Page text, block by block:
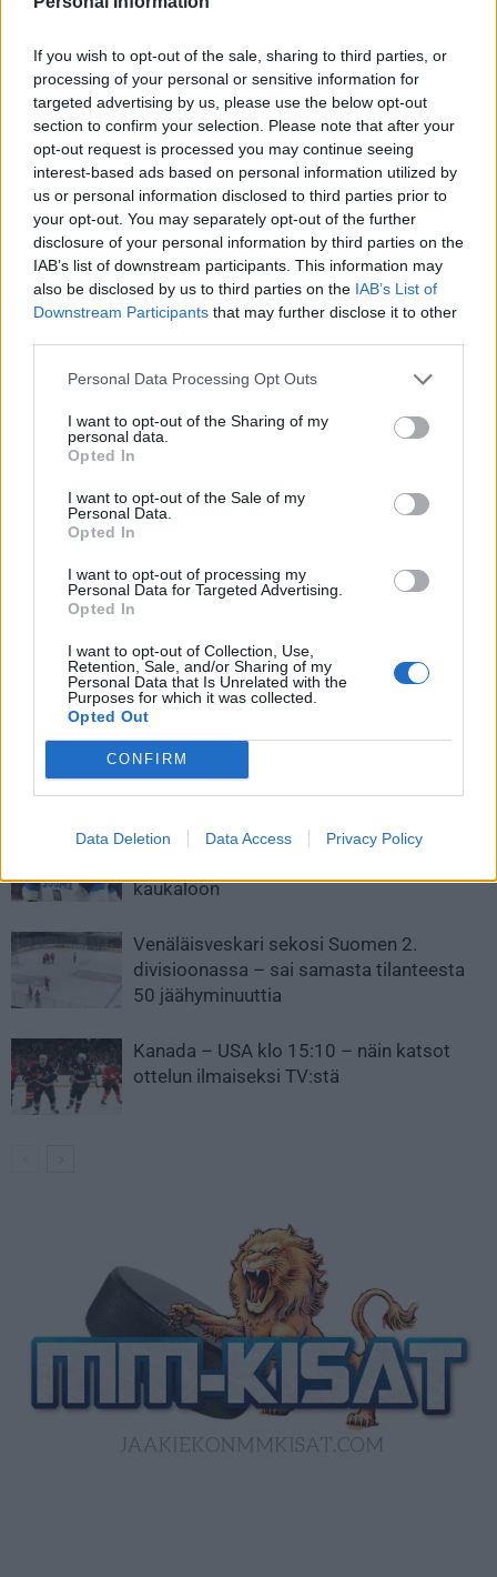
If you wish to opt-out of the sale, sharing to third parties, or
processing of your personal or sensitive information for
targeted advertising by us, please use the below opt-out
section to confirm your selection. Please note that after your
opt-out request is processed you may continue seeing
interest-based ads based on personal information utilized by
us or personal information disclosed to third parties prior to
your opt-out. You may separately opt-out of the further
disclosure of your personal information by third parties on the
IAB’s list of downstream participants. This information may
also be disclosed by us to third parties on the IAB’s List of
Downstream Participants that may further disclose it to other
Personal Data Processing Opt Outs
I want to opt-out of the Sharing of my
personal data.
Opted In
I want to opt-out of the Sale of my
Personal Data.
Opted In
I want to opt-out of processing my
Personal Data for Targeted Advertising.
Opted In
I want to opt-out of Collection, Use,
Retention, Sale, and/or Sharing of my
Personal Data that Is Unrelated with the
Purposes for which it was collected.
Opted Out
CONFIRM
Data Deletion Data Access Privacy Policy
johtoon. Toisen erän alkupuolella
Nämä lukemat säilyivät taululla ottelun loppuun saakka ja
näin Tshekki nollasi Venäjän ja vei täyden pistepotin
mukaansa.
Nuorten MM-kisat jatkuvat Suomen aikaa maanantain ja
tiistain välisenä yönä kello 01:00, kun Itävalta ja Ruotsi
kohtaavat toisensa. Yön toinen ottelu alkaa kello 04:30 kun
Slovakia ja Saksa ottavat mittaa toisistaan.
ilmaiseksi näyttää tv-kanava TV Viisi.
Suomi nappasi turnauksen
toisen voittonsa, Sveitsi jatkaa
lohkossa pisteittä
otteluohjelman keväälle
LIITTYVÄT ARTIKKELIT LISÄÄ TEKIJÄLTÄ
Leijonat julkisti ketjut Sveitsi-peliin –
kaukaloon
Venäläisveskari sekosi Suomen 2.
divisioonassa – sai samasta tilanteesta
50 jäähyminuuttia
Kanada – USA klo 15:10 – näin katsot
ottelun ilmaiseksi TV:stä